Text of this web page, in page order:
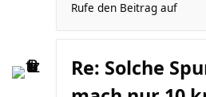
Rufe den Beitrag auf
Re: Solche